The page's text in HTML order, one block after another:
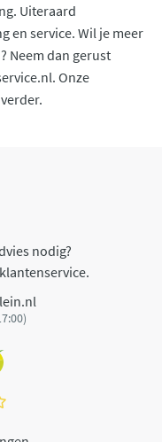
Uiteraard
en service. Wil je meer
Neem dan gerust
. Onze
nodig?